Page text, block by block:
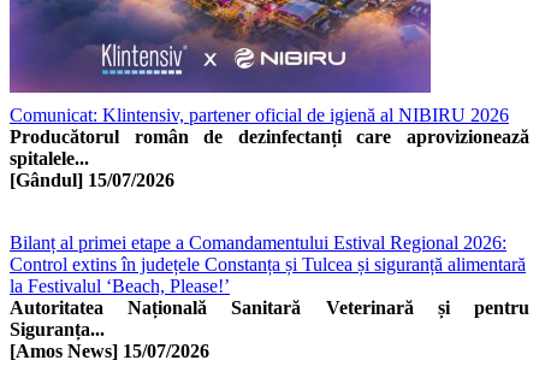
Comunicat: Klintensiv, partener oficial de igienă al NIBIRU 2026
Producătorul român de dezinfectanți care aprovizionează
spitalele...
[Gândul] 15/07/2026
Bilanț al primei etape a Comandamentului Estival Regional 2026:
Control extins în județele Constanța și Tulcea și siguranță alimentară
la Festivalul ‘Beach, Please!’
Autoritatea Națională Sanitară Veterinară și pentru
Siguranța...
[Amos News] 15/07/2026